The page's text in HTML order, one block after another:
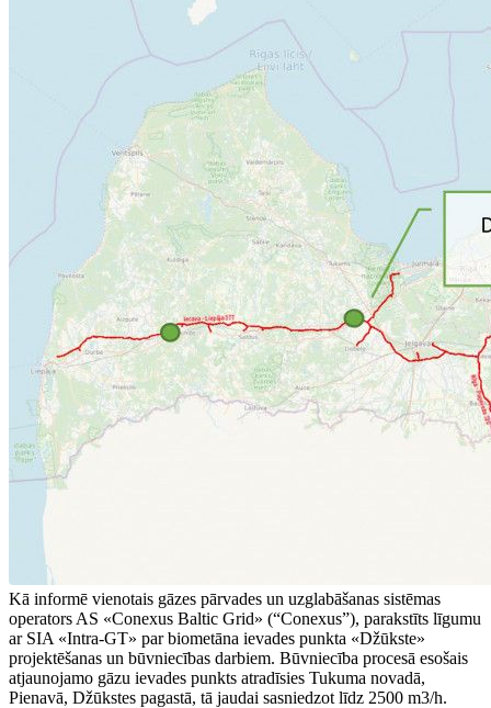
Kā informē vienotais gāzes pārvades un uzglabāšanas sistēmas
operators AS «Conexus Baltic Grid» (“Conexus”), parakstīts līgumu
ar SIA «Intra-GT» par biometāna ievades punkta «Džūkste»
projektēšanas un būvniecības darbiem. Būvniecība procesā esošais
atjaunojamo gāzu ievades punkts atradīsies Tukuma novadā,
Pienavā, Džūkstes pagastā, tā jaudai sasniedzot līdz 2500 m3/h.